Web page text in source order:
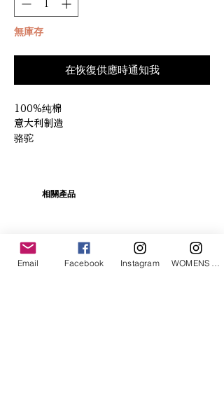
無庫存
在恢復供應時通知我
100%纯棉
意大利制造
骆驼
相關產品
Email Facebook Instagram